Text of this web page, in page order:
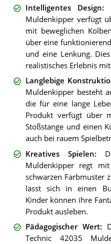
Intelligentes Design:
Muldenkipper verfügt
mit beweglichen
über eine
und eine Lenkung.
realistisches Erlebnis
Langlebige
Muldenkipper besteht
die für eine lange
Produkt verfügt über
Stoßstange und einen
auch bei rauem
Kreatives Spielen:
Muldenkipper regt
schwarzen Farbmuster
lässt sich in einen
Kinder können ihre
Produkt ausleben.
Pädagogischer Wert:
Technic 42035